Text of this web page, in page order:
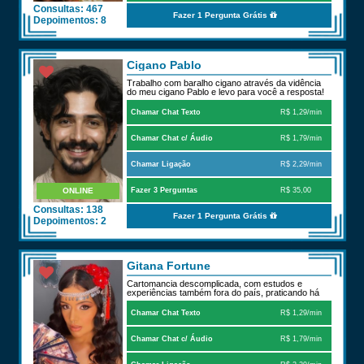
Consultas: 467
Depoimentos: 8
Fazer 1 Pergunta Grátis
ONLINE
Consultas: 138
Depoimentos: 2
Cigano Pablo
Trabalho com baralho cigano através da vidência
do meu cigano Pablo e levo para você a resposta!
Chamar Chat Texto R$ 1,29/min
Chamar Chat c/ Áudio R$ 1,79/min
Chamar Ligação R$ 2,29/min
Fazer 3 Perguntas R$ 35,00
Fazer 1 Pergunta Grátis
Gitana Fortune
Cartomancia descomplicada, com estudos e
experiências também fora do país, praticando há
quase 11 an
Chamar Chat Texto R$ 1,29/min
Chamar Chat c/ Áudio R$ 1,79/min